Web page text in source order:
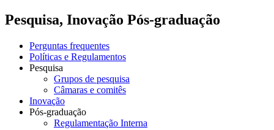
Pesquisa, Inovação Pós-graduação
Perguntas frequentes
Políticas e Regulamentos
Pesquisa
Grupos de pesquisa
Câmaras e comitês
Inovação
Pós-graduação
Regulamentação Interna